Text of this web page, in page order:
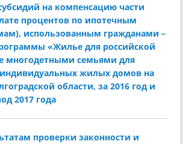
на компенсацию части
процентов по ипотечным
использованным гражданами –
«Жилье для российской
многодетными семьями для
индивидуальных жилых домов на
области, за 2016 год и
2017 года
проверки законности и